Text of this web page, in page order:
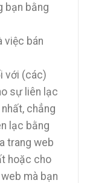
bạn bằng
việc bán
với (các)
sự liên lạc
chẳng
lạc bằng
trang web
hoặc cho
mà bạn